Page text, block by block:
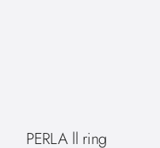
PERLA ll ring